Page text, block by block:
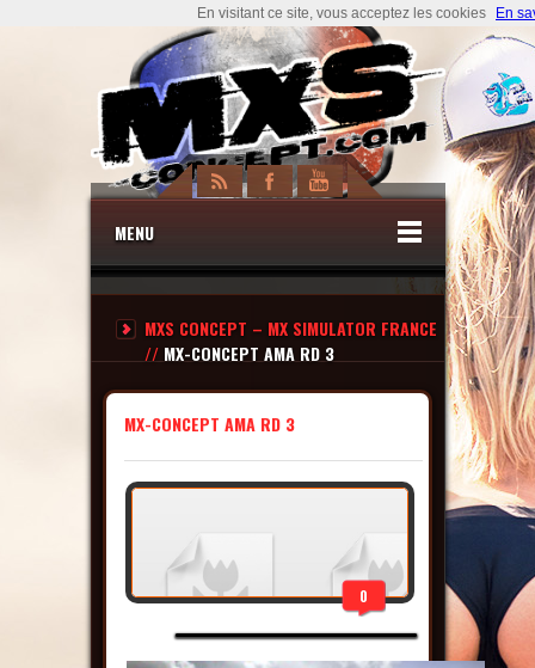
MENU
MXS CONCEPT – MX SIMULATOR FRANCE
// MX-CONCEPT AMA RD 3
MX-CONCEPT AMA RD 3
0
En visitant ce site, vous acceptez les cookies En